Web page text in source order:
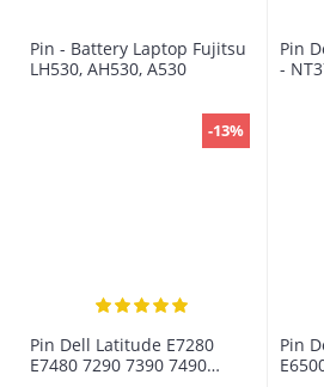
Pin - Battery Laptop Fujitsu
LH530, AH530, A530
Pin
-
-13%
Pin Dell Latitude E7280
E7480 7290 7390 7490
Pin